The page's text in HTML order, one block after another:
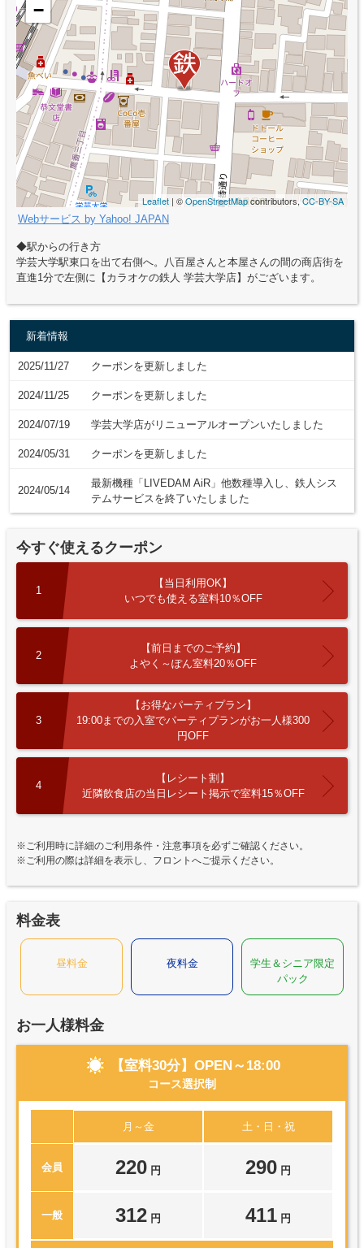
−
Leaflet | ©OpenStreetMapcontributors, CC-BY-SA
Webサービス by Yahoo! JAPAN
◆駅からの行き方
学芸大学駅東口を出て右側へ。八百屋さんと本屋さんの間の商店街を
直進1分で左側に【カラオケの鉄人 学芸大学店】がございます。
新着情報
2025/11/27 クーポンを更新しました
2024/11/25 クーポンを更新しました
2024/07/19 学芸大学店がリニューアルオープンいたしました
2024/05/31 クーポンを更新しました
2024/05/14
最新機種「LIVEDAM AiR」他数種導入し、鉄人シス
テムサービスを終了いたしました
今すぐ使えるクーポン
1
【当日利用OK】
いつでも使える室料10％OFF
2
【前日までのご予約】
よやく～ぽん室料20％OFF
3
【お得なパーティプラン】
19:00までの入室でパーティプランがお一人様300
円OFF
4
【レシート割】
近隣飲食店の当日レシート掲示で室料15％OFF
※ご利用時に詳細のご利用条件・注意事項を必ずご確認ください。
※ご利用の際は詳細を表示し、フロントへご提示ください。
料金表
昼料金 夜料金
学生＆シニア限定
パック
お一人様料金
【室料30分】OPEN～18:00
コース選択制
月～金 土・日・祝
会員 220 円 290 円
一般 312 円 411 円